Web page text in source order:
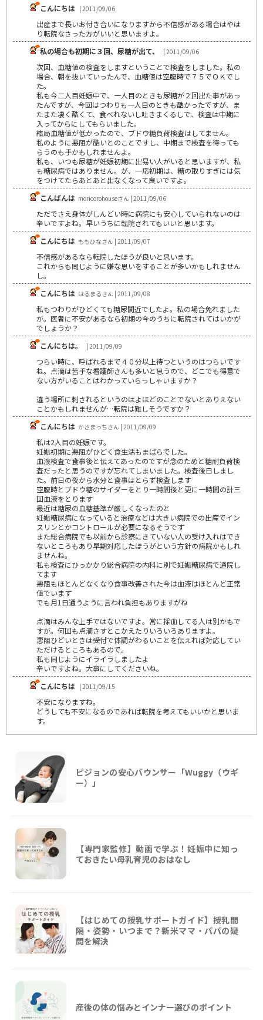
こんにちは | 2011/09/06
出産まで長いお付き合いになりますから不信感がある場合はやは
り転院なさった方がいいと思いますよ。
私の場合も初期に３回、尿糖が出て、
| 2011/09/06
次回、血糖値の検査をしますということで検査をしました。私の
場合、朝を抜いていったんで、血糖値は空腹時で７５でＯＫでし
た。
私も今二人目妊娠中で、一人目のときも尿糖が２回出た事があっ
たんですが、今回はつわりも一人目のときも酷かったですが、ま
たまた凄く酷くて、食べれないし吐きまくるしで、検査は中期に
入ってからにしてもらいました。
結局血糖値が低かったので、ブドウ糖負荷検査はしてません。
私のように悪阻が酷いとのことですし、中期まで検査を待っても
らうのも手かもしれませんよ。
私も、いつも尿糖が妊娠初期に出易い人がいると思いますが、私
も糖尿病ではありません。が、一応初期は、糖の取りすぎには気
をつけてたらあとあと出なくなって良いですよ。
こんばんは moricorohouseさん | 2011/09/06
ただでさえ身体がしんどい時に病院にも安心していられないのは
辛いですよね。早いうちに転院されてもいいと思います。
こんにちは ももひなさん | 2011/09/07
不信感があるなら転院したほうが良いと思います。
これからも同じように嫌な思いをすることが多いかもしれません
し。
こんにちは はるまるさん | 2011/09/08
私もつわりがひどくても糖尿間近でしたよ。私の場合免れました
が。医者に不安があるなら初期の今のうちに転院されてはいかが
でしょうか？
こんにちは。
| 2011/09/09
つらい時に、呼ばれるまで４０分以上待つというのはつらいです
ね。点滴は苦手な看護師さんも多いと思うので、どこでも得意で
ない方がいることはわかっていらっしゃいますか？
違う場所に刺されるというのはよほどのことでないとありえない
ことかもしれませんが…転院は難しそうですか？
こんにちは かさまっちさん | 2011/09/09
私は2人目の妊娠です。
妊娠初期に悪阻がひどく食生活もまばらでした。
血液検査で食事後と伝えてあったのですが念のためと糖耐負荷検
査だったと思うのですが忘れてしまいました。検査後日しまし
た。前日の夜から水分と食事はとらず検査します
空腹時とブドウ糖のサイダーをとり一時間後と更に一時間の計三
回血液をとります
最近は糖尿の血糖基準が厳しくなったのと
妊娠糖尿病になっていると治療などは大きい病院での出産でイン
スリンとかコントロールが必要になるそうです
また総合病院でも以前から診察にきていない人の受け入れはでき
ないところもあり早期対応したほうがという方針の病院かもしれ
ませんね。
私も検査にひっかかり総合病院の内科に別で妊娠糖尿病で通院し
てます
悪阻もほとんどなくなり食事改善された今は血液はほとんど正常
値でいます
でも月1日通うように言われ負担もありますがね
点滴はみんな上手ではないですよ。常に採血してる人は別かもで
すが。何回も点滴さすとこかえたりいろいろありますよ。
悪阻ひどいときは受付で体調がわるいことを伝えれば対応してい
ただけるところもあるので。
私も同じようにイライラしましたよ
辛いですよね。大事にしてくださいね。
こんにちは | 2011/09/15
不安になりますね。
どうしても不安になるのであれば転院を考えてもいいかと思いま
す。
ピジョンの安心バウンサー「Wuggy（ウギ
ー）」
【専門家監修】動画で学ぶ！妊娠中に知っ
ておきたい母乳育児のおはなし
【はじめての授乳サポートガイド】授乳間
隔・姿勢・いつまで？新米ママ・パパの疑
問を解決
産後の体の悩みとインナー選びのポイント